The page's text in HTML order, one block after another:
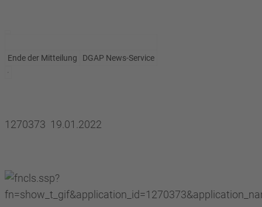
Ende der Mitteilung DGAP News-Service
1270373 19.01.2022